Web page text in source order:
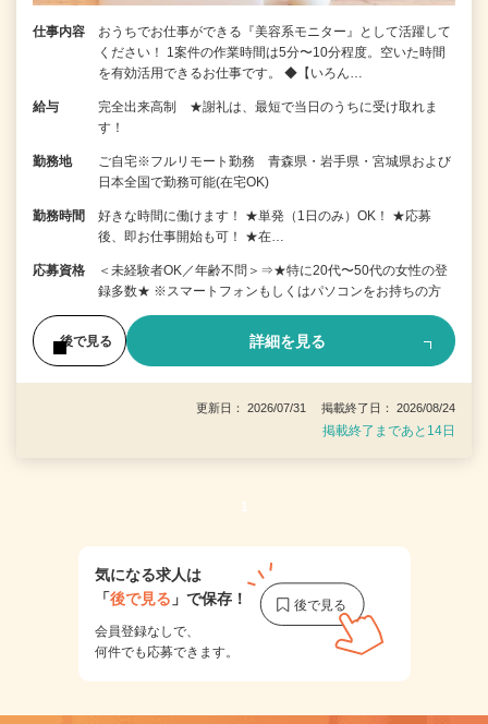
仕事内容
おうちでお仕事ができる『美容系モニター』として活躍して
ください！ 1案件の作業時間は5分〜10分程度。空いた時間
を有効活用できるお仕事です。 ◆【いろん…
給与
完全出来高制 ★謝礼は、最短で当日のうちに受け取れま
す！
勤務地
ご自宅※フルリモート勤務 青森県・岩手県・宮城県および
日本全国で勤務可能(在宅OK)
勤務時間
好きな時間に働けます！ ★単発（1日のみ）OK！ ★応募
後、即お仕事開始も可！ ★在…
応募資格
＜未経験者OK／年齢不問＞⇒★特に20代〜50代の女性の登
録多数★ ※スマートフォンもしくはパソコンをお持ちの方
後で見る 詳細を見る
更新日： 2026/07/31 掲載終了日： 2026/08/24
掲載終了まであと14日
1
気になる求人は
「後で見る 」で保存！
会員登録なしで、
何件でも応募できます。